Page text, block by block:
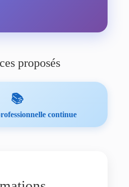
proposés
📚
continue